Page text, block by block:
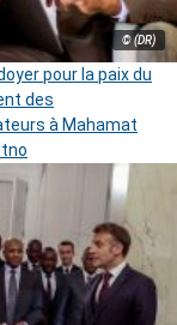
© (DR)
pour la paix du
des
à Mahamat